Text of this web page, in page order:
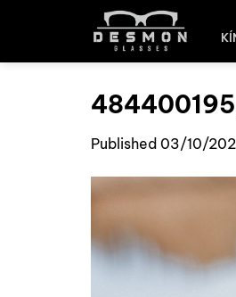
Published 03/10/